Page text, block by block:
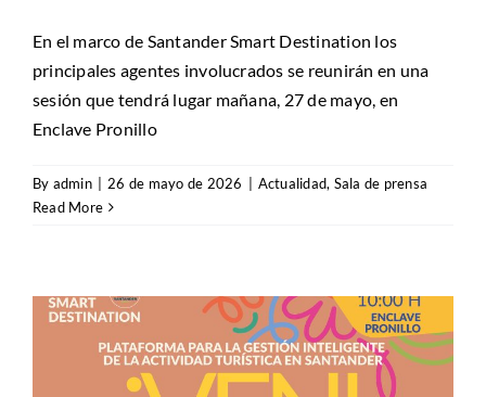
En el marco de Santander Smart Destination los
principales agentes involucrados se reunirán en una
sesión que tendrá lugar mañana, 27 de mayo, en
Enclave Pronillo
By admin 26 de mayo de 2026 Actualidad, Sala de prensa
Read More